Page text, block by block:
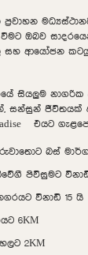
ප්‍රවාහන
ඔබව
සහ ආයෝජන
සියලුම නාගරික
සන්සුන් ජීවිතයක්
එයට
බස්
පිවිසුමට
විනාඩි 15 යි
6KM
2KM